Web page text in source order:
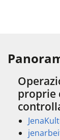
proprie